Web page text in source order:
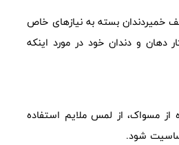
خمیردندان بسته به نیازهای خاص
و دندان خود در مورد اینکه
مسواک، از لمس ملایم استفاده
شود.